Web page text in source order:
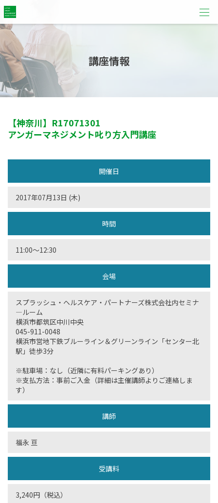
講座情報
【神奈川】 R17071301
アンガーマネジメント叱り方入門講座
開催日
2017年07月13日 (木)
時間
11:00〜12:30
会場
スプラッシュ・ヘルスケア・パートナーズ株式会社内セミナ
―ルーム
横浜市都筑区中川中央
045-911-0048
横浜市営地下鉄ブルーライン＆グリーンライン「センター北
駅」徒歩3分
※駐車場：なし（近隣に有料パーキングあり）
※支払方法：事前ご入金（詳細は主催講師よりご連絡しま
す）
講師
福永 亘
受講料
3,240円（税込）